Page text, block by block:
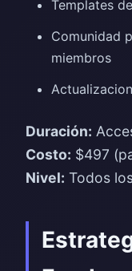
Templates
Comunidad
miembros
Duración:
Costo: $497
Nivel: Todos